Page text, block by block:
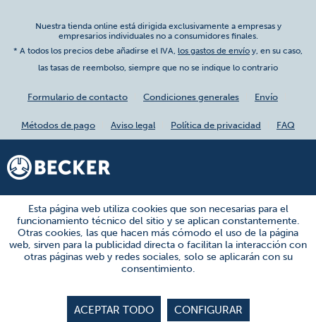
Nuestra tienda online está dirigida exclusivamente a empresas y
empresarios individuales no a consumidores finales.
* A todos los precios debe añadirse el IVA, los gastos de envío y, en su caso,
las tasas de reembolso, siempre que no se indique lo contrario
Formulario de contacto Condiciones generales Envío
Métodos de pago Aviso legal Política de privacidad FAQ
Esta página web utiliza cookies que son necesarias para el
funcionamiento técnico del sitio y se aplican constantemente.
Otras cookies, las que hacen más cómodo el uso de la página
web, sirven para la publicidad directa o facilitan la interacción con
otras páginas web y redes sociales, solo se aplicarán con su
consentimiento.
ACEPTAR TODO CONFIGURAR